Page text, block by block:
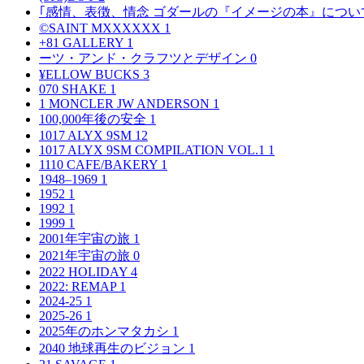
｢感情、表徴、情念 ゴダールの『イメージの本』につ
©SAINT MXXXXXX 1
+81 GALLERY 1
ーツ・アンド・クラフツとデザイン 0
¥ELLOW BUCKS 3
070 SHAKE 1
1 MONCLER JW ANDERSON 1
100,000年後の安全 1
1017 ALYX 9SM 12
1017 ALYX 9SM COMPILATION VOL.1 1
1110 CAFE/BAKERY 1
1948–1969 1
1952 1
1992 1
1999 1
2001年宇宙の旅 1
2021年宇宙の旅 0
2022 HOLIDAY 4
2022: REMAP 1
2024-25 1
2025-26 1
2025年のホンマタカシ 1
2040 地球再生のビジョン 1